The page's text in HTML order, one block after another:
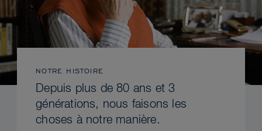
NOTRE HISTOIRE
Depuis plus de 80 ans et 3
générations, nous faisons les
choses à notre manière.